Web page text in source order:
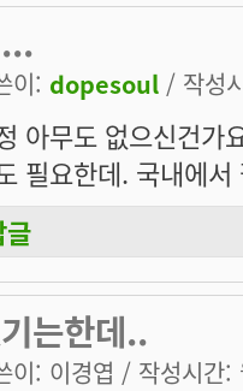
이: dopesoul / 작성
아무도 없으신건가
필요한데. 국내에
글
는한데..
이: 이경엽 / 작성시간